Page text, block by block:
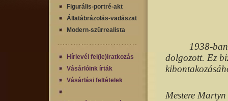
Figurális-portré-akt
Állatábrázolás-vadászat
Modern-szürrealista
Hírlevél fel(le)iratkozás
Vásárlóink írták
Vásárlási feltételek
1938-
dolgozott. Ez
Mestere